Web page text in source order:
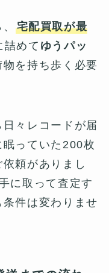
宅配買取が最
詰めて ゆうパッ
を持ち歩く必要
々レコードが届
眠っていた200枚
頼がありまし
に取って査定す
件は変わりませ